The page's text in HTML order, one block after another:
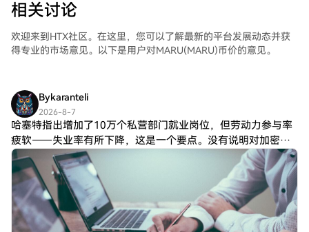
相关讨论
欢迎来到HTX社区。在这里，您可以了解最新的平台发展动态并获
得专业的市场意见。以下是用户对MARU(MARU)币价的意见。
Bykaranteli
2026-8-7
哈塞特指出增加了10万个私营部门就业岗位，但劳动力参与率
疲软——失业率有所下降，这是一个要点。没有说明对加密货
币的具体影响。$BTC？$ETH？